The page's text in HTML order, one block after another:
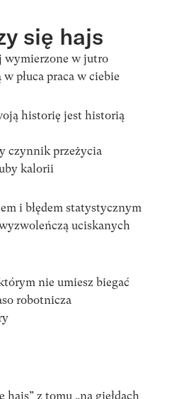
się hajs
wymierzone w jutro
płuca praca w ciebie
historię jest historią
czynnik przeżycia
kalorii
i błędem statystycznym
uciskanych
nie umiesz biegać
robotnicza
hajs” z tomu „na giełdach